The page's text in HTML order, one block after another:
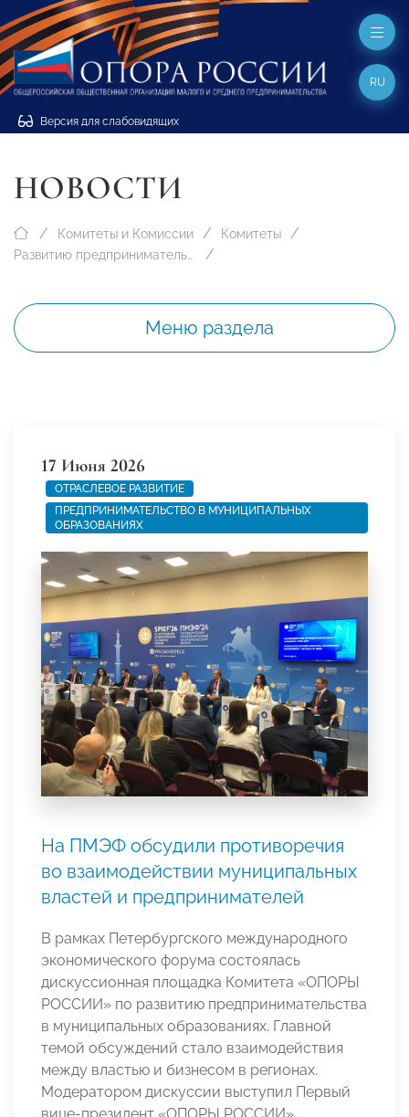
Версия для слабовидящих
RU
НОВОСТИ
Комитеты и Комиссии
Комитеты
Развитию предпринимательства в муниципальных образованиях
Меню раздела
17 Июня 2026
ОТРАСЛЕВОЕ РАЗВИТИЕ
ПРЕДПРИНИМАТЕЛЬСТВО В МУНИЦИПАЛЬНЫХ
ОБРАЗОВАНИЯХ
На ПМЭФ обсудили противоречия
во взаимодействии муниципальных
властей и предпринимателей
В рамках Петербургского международного
экономического форума состоялась
дискуссионная площадка Комитета «ОПОРЫ
РОССИИ» по развитию предпринимательства
в муниципальных образованиях. Главной
темой обсуждений стало взаимодействия
между властью и бизнесом в регионах.
Модератором дискуссии выступил Первый